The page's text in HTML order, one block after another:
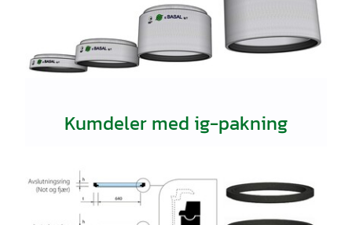
Kumdeler med ig-pakning